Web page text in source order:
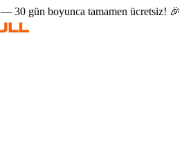
— 30 gün boyunca tamamen ücretsiz! 🎉